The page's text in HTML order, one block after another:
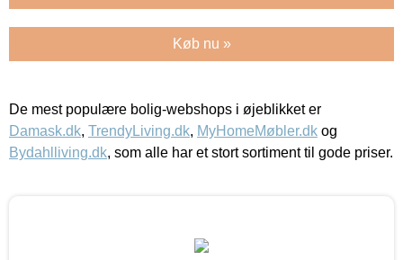
Køb nu »
De mest populære bolig-webshops i øjeblikket er
Damask.dk, TrendyLiving.dk, MyHomeMøbler.dk og
Bydahlliving.dk, som alle har et stort sortiment til gode priser.